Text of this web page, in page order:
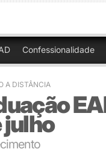
Confessionalidade
A DISTÂNCIA
julho